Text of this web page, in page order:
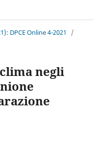
DPCE Online 4-2021
/
negli